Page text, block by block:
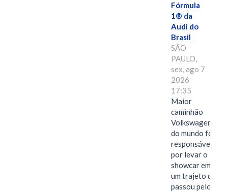
Fórmula
1® da
Audi do
Brasil
SÃO
PAULO,
sex, ago 7
2026
17:35
Maior
caminhão
Volkswagen
do mundo foi
responsável
por levar o
showcar em
um trajeto que
passou pelo